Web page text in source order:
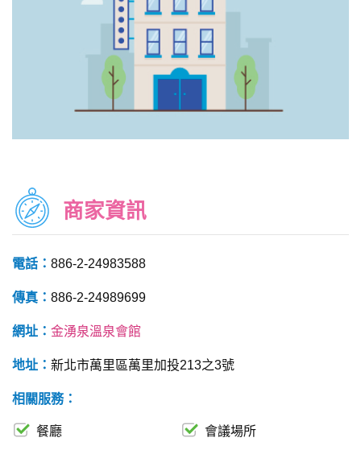
商家資訊
電話： 886-2-24983588
傳真： 886-2-24989699
網址： 金湧泉溫泉會館
地址： 新北市萬里區萬里加投213之3號
相關服務：
餐廳 會議場所